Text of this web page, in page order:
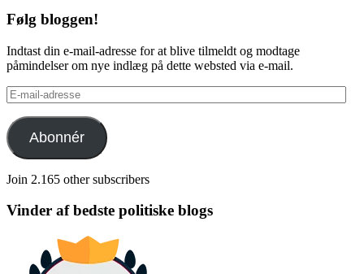
Følg bloggen!
Indtast din e-mail-adresse for at blive tilmeldt og modtage
påmindelser om nye indlæg på dette websted via e-mail.
E-
mail-
adresse
Abonnér
Join 2.165 other subscribers
Vinder af bedste politiske blogs